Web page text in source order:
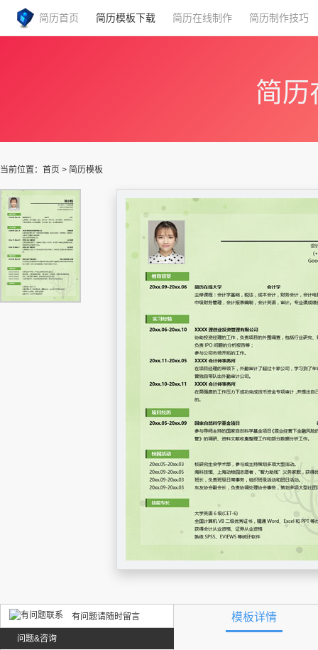
简历首页 简历模板下载 简历在线制作 简历制作技巧
简历
当前位置： 首页 > 简历模板
有问题请随时留言
问题&咨询
模板详情